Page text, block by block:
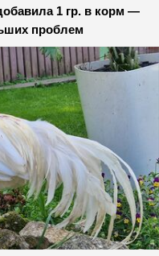
1 гр. в корм —
проблем